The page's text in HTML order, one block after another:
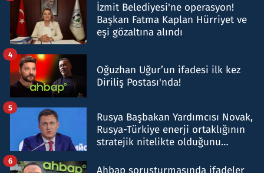
İzmit Belediyesi'ne operasyon!
Başkan Fatma Kaplan Hürriyet ve
eşi gözaltına alındı
Oğuzhan Uğur’un ifadesi ilk kez
Diriliş Postası'nda!
4
Rusya Başbakan Yardımcısı Novak,
Rusya-Türkiye enerji ortaklığının
stratejik nitelikte olduğunu
5
Ahbap soruşturmasında ifadeler
6